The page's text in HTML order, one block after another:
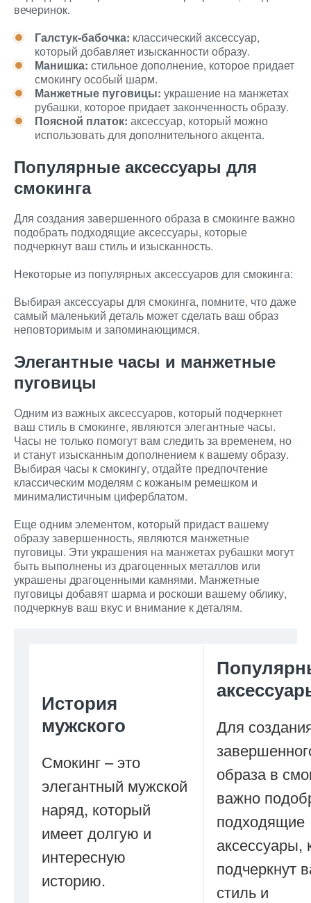
вечеринок.
Галстук-бабочка: классический аксессуар,
который добавляет изысканности образу.
Манишка: стильное дополнение, которое придает
смокингу особый шарм.
Манжетные пуговицы: украшение на манжетах
рубашки, которое придает законченность образу.
Поясной платок: аксессуар, который можно
использовать для дополнительного акцента.
Популярные аксессуары для
смокинга
Для создания завершенного образа в смокинге важно
подобрать подходящие аксессуары, которые
подчеркнут ваш стиль и изысканность.
Некоторые из популярных аксессуаров для смокинга:
Выбирая аксессуары для смокинга, помните, что даже
самый маленький деталь может сделать ваш образ
неповторимым и запоминающимся.
Элегантные часы и манжетные
пуговицы
Одним из важных аксессуаров, который подчеркнет
ваш стиль в смокинге, являются элегантные часы.
Часы не только помогут вам следить за временем, но
и станут изысканным дополнением к вашему образу.
Выбирая часы к смокингу, отдайте предпочтение
классическим моделям с кожаным ремешком и
минималистичным циферблатом.
Еще одним элементом, который придаст вашему
образу завершенность, являются манжетные
пуговицы. Эти украшения на манжетах рубашки могут
быть выполнены из драгоценных металлов или
украшены драгоценными камнями. Манжетные
пуговицы добавят шарма и роскоши вашему облику,
подчеркнув ваш вкус и внимание к деталям.
История
мужского
Смокинг – это
элегантный мужской
наряд, который
имеет долгую и
интересную
историю.
Для
образа в
важно
подходящие
аксессуары,
подчеркнут
стиль и